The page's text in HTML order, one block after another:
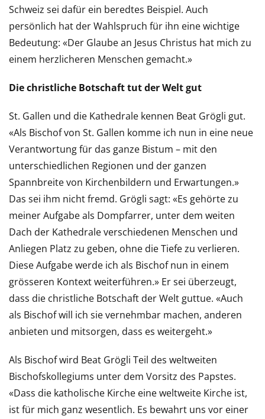
Schweiz sei dafür ein beredtes Beispiel. Auch
persönlich hat der Wahlspruch für ihn eine wichtige
Bedeutung: «Der Glaube an Jesus Christus hat mich zu
einem herzlicheren Menschen gemacht.»
Die christliche Botschaft tut der Welt gut
St. Gallen und die Kathedrale kennen Beat Grögli gut.
«Als Bischof von St. Gallen komme ich nun in eine neue
Verantwortung für das ganze Bistum – mit den
unterschiedlichen Regionen und der ganzen
Spannbreite von Kirchenbildern und Erwartungen.»
Das sei ihm nicht fremd. Grögli sagt: «Es gehörte zu
meiner Aufgabe als Dompfarrer, unter dem weiten
Dach der Kathedrale verschiedenen Menschen und
Anliegen Platz zu geben, ohne die Tiefe zu verlieren.
Diese Aufgabe werde ich als Bischof nun in einem
grösseren Kontext weiterführen.» Er sei überzeugt,
dass die christliche Botschaft der Welt guttue. «Auch
als Bischof will ich sie vernehmbar machen, anderen
anbieten und mitsorgen, dass es weitergeht.»
Als Bischof wird Beat Grögli Teil des weltweiten
Bischofskollegiums unter dem Vorsitz des Papstes.
«Dass die katholische Kirche eine weltweite Kirche ist,
ist für mich ganz wesentlich. Es bewahrt uns vor einer